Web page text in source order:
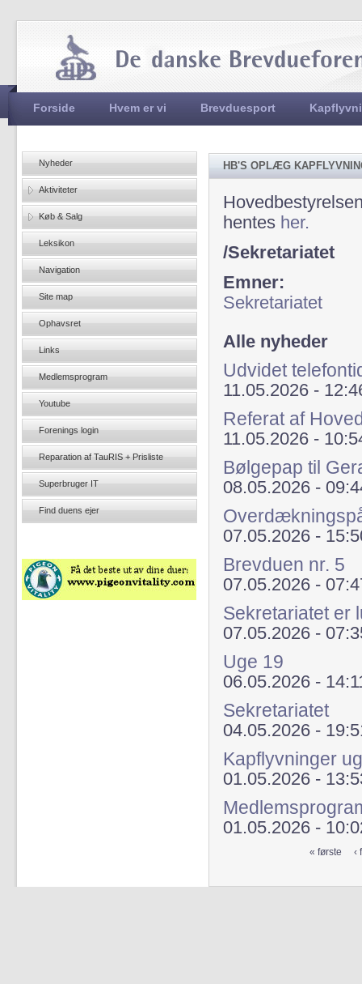
Hovedmenu
Forside Hvem er vi Brevduesport
HB'S OPLÆG
hentes her.
/Sekretariatet
Emner:
Sekretariatet
Alle nyheder
Udvidet
11.05.2026 -
Referat af
11.05.2026 -
Bølgepap til
08.05.2026 -
07.05.2026 -
Brevduen nr. 5
07.05.2026 -
Sekretariatet er
07.05.2026 -
Uge 19
06.05.2026 -
Sekretariatet
04.05.2026 -
Kapflyvninger
01.05.2026 -
01.05.2026 -
« første ‹
Nyheder
Aktiviteter
Køb & Salg
Leksikon
Navigation
Site map
Ophavsret
Links
Medlemsprogram
Youtube
Forenings login
Reparation af TauRIS + Prisliste
Superbruger IT
Find duens ejer